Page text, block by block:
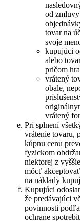
od
tovar na
svoje
kupujúci
alebo
pričom
vrátený
obale,
vrátený
Pri splnení
vrátenie tovaru,
kúpnu cenu
fyzickom
niektorej z
môcť
na náklady
Kupujúci
že predávajúci
povinnosti
ochrane